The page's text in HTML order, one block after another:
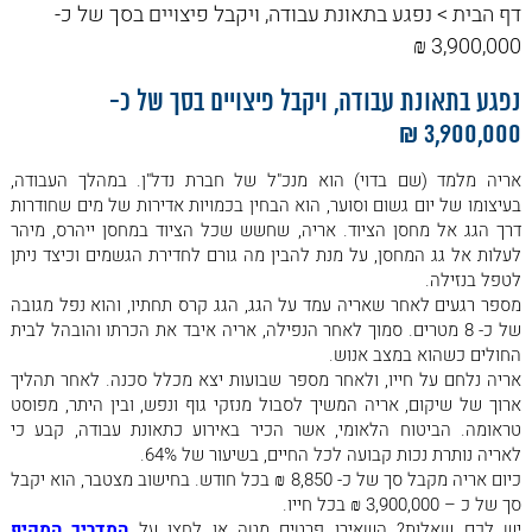
מייל
דף הבית>נפגע בתאונת עבודה, ויקבל פיצויים בסך של כ-
3,900,000 ₪
נפגע בתאונת עבודה, ויקבל פיצויים בסך של כ-
3,900,000 ₪
אריה מלמד (שם בדוי) הוא מנכ"ל של חברת נדל"ן. במהלך העבודה,
בעיצומו של יום גשום וסוער, הוא הבחין בכמויות אדירות של מים שחודרות
דרך הגג אל מחסן הציוד. אריה, שחשש שכל הציוד במחסן ייהרס, מיהר
לעלות אל גג המחסן, על מנת להבין מה גורם לחדירת הגשמים וכיצד ניתן
לטפל בנזילה.
מספר רגעים לאחר שאריה עמד על הגג, הגג קרס תחתיו, והוא נפל מגובה
של כ- 8 מטרים. סמוך לאחר הנפילה, אריה איבד את הכרתו והובהל לבית
החולים כשהוא במצב אנוש.
אריה נלחם על חייו, ולאחר מספר שבועות יצא מכלל סכנה. לאחר תהליך
ארוך של שיקום, אריה המשיך לסבול מנזקי גוף ונפש, ובין היתר, מפוסט
טראומה. הביטוח הלאומי, אשר הכיר באירוע כתאונת עבודה, קבע כי
לאריה נותרת נכות קבועה לכל החיים, בשיעור של 64%.
כיום אריה מקבל סך של כ- 8,850 ₪ בכל חודש. בחישוב מצטבר, הוא יקבל
סך של כ – 3,900,000 ₪ בכל חייו.
• פוליסת תאונות אישיות לתלמידים מכסה גם נזקים שנגרמו
כתוצאה מתקיפה מינית
מאות אלפי שקלים
• הביטוח הלאומי הכיר באירוע תקיפה כתאונת עבודה, על אף
שהתקיפה בוצעה מחוץ לשעות העבודה
• בית המשפט השלום בחיפה פסל מומחה (אורתופד) שהוא
מינה, עקב חשש לניגוד עניינים
• אירוע ירי הוכר כתאונת עבודה
• כ- 1,655,000 ₪ מהביטוח הלאומי - זה הסכום שמקבל מורה
שנפגע במהלך יום חופשי
• עורך דין לנפגעי פעולות איבה
• עורך דין לתאונות - נפל ויפוצה בכ- 680,000 ש"ח
• חייל שנפצע במהלך חופשה עשוי להיות מוכר כנכה צה"ל ולכן
משרד הביטחון הכיר ברננה קורן (שם בדוי) כנכת צה"ל
• פוסט טראומה כתוצאה מהשירות הצבאי